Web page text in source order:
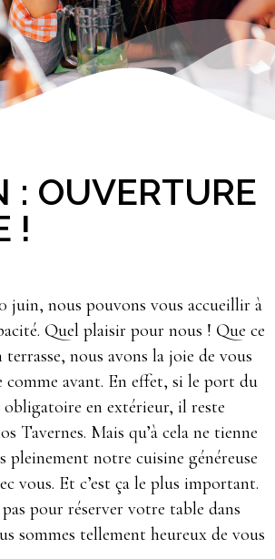
: OUVERTURE
!
juin, nous pouvons vous accueillir à
Quel plaisir pour nous ! Que ce
nous avons la joie de vous
comme avant. En effet, si le port du
obligatoire en extérieur, il reste
Tavernes. Mais qu’à cela ne tienne
pleinement notre cuisine généreuse
vous. Et c’est ça le plus important.
pour réserver votre table dans
sommes tellement heureux de vous